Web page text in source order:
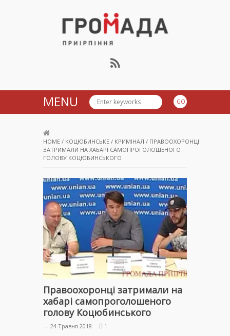
Громада Приірпіння
MENU
HOME / КОЦЮБИНСЬКЕ / КРИМІНАЛ / ПРАВООХОРОНЦІ
ЗАТРИМАЛИ НА ХАБАРІ САМОПРОГОЛОШЕНОГО
ГОЛОВУ КОЦЮБИНСЬКОГО
Правоохоронці затримали на
хабарі самопроголошеного
голову Коцюбинського
— 24 Травня 2018 1